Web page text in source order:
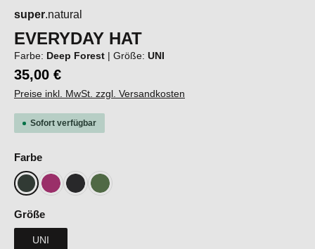
super.natural
EVERYDAY HAT
Farbe: Deep Forest | Größe: UNI
35,00 €
Preise inkl. MwSt. zzgl. Versandkosten
Sofort verfügbar
Farbeauswählen
Deep Forest
Fuchsia Red
Jet Black Melange
Willow Brough
Größeauswählen
UNI